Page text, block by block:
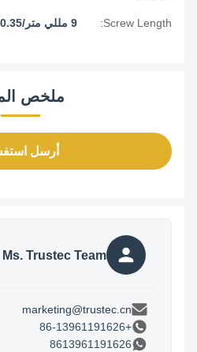
Screw Length: 9 مللي متر/0.35"
ملخص المنتج
أرسل استفسار
Ms. Trustec Team
marketing@trustec.cn
8613961191626